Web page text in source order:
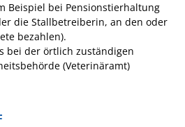
Öffentliche
Bekanntmachungen
Ausschreibungen
Beispiel bei Pensionstierhaltung
die Stallbetreiberin, an den oder
bezahlen).
bei der örtlich zuständigen
(Veterinäramt)